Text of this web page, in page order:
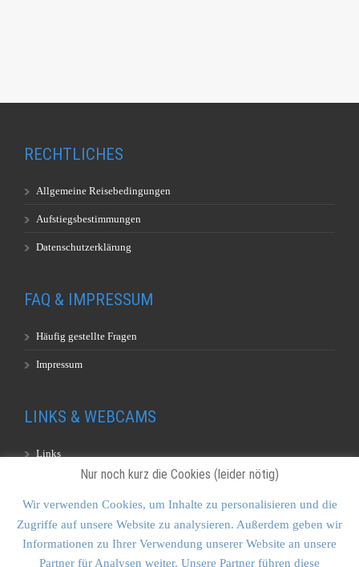
RECHTLICHES
Allgemeine Reisebedingungen
Aufstiegsbestimmungen
Datenschutzerklärung
FAQ & IMPRESSUM
Häufig gestellte Fragen
Impressum
LINKS & WEBCAMS
Links
KONTAKT & SITEMAP
Nur noch kurz die Cookies (leider nötig)
Wir verwenden Cookies, um Inhalte zu personalisieren und die
Zugriffe auf unsere Website zu analysieren. Außerdem geben wir
Informationen zu Ihrer Verwendung unserer Website an unsere
Partner für Analysen weiter. Unsere Partner führen diese